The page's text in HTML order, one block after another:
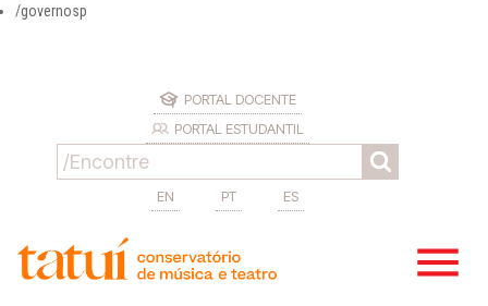
/governosp
PORTAL DOCENTE
PORTAL ESTUDANTIL
EN PT ES